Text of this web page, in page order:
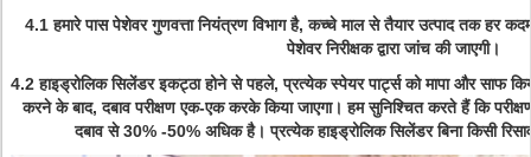
4.1 हमारे पास पेशेवर गुणवत्ता नियंत्रण विभाग है, कच्चे माल से तैयार उत्पाद तक हर
पेशेवर निरीक्षक द्वारा जांच की जाएगी।
4.2 हाइड्रोलिक सिलेंडर इकट्ठा होने से पहले, प्रत्येक स्पेयर पार्ट्स को मापा और साफ
करने के बाद, दबाव परीक्षण एक-एक करके किया जाएगा। हम सुनिश्चित करते हैं कि
दबाव से 30% -50% अधिक है। प्रत्येक हाइड्रोलिक सिलेंडर बिना किसी